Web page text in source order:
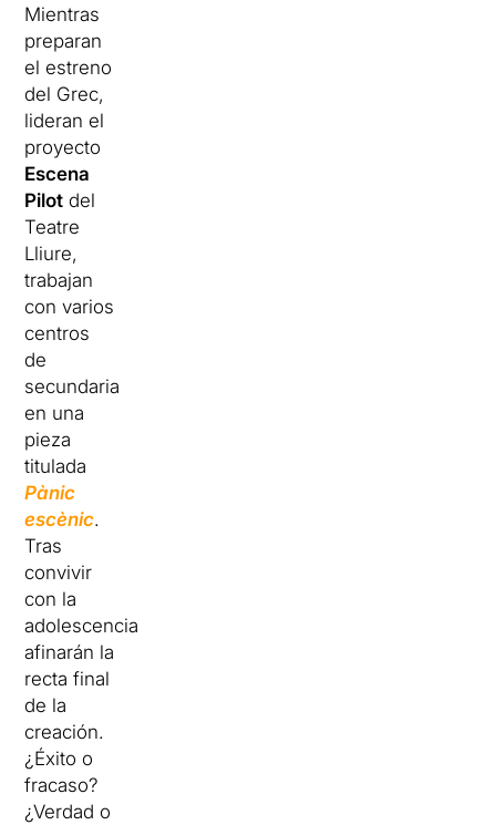
Mientras
preparan
el estreno
del Grec,
lideran el
proyecto
Escena
Pilot del
Teatre
Lliure,
trabajan
con varios
centros
de
secundaria
en una
pieza
titulada
Pànic
escènic.
Tras
convivir
con la
adolescencia,
afinarán la
recta final
de la
creación.
¿Éxito o
fracaso?
¿Verdad o